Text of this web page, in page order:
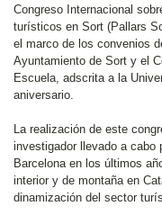
Congreso Internacional
turísticos en Sort (Pallars
el marco de los convenios
Ayuntamiento de Sort y el
Escuela, adscrita a la
aniversario.
La realización de este
investigador llevado a cabo
Barcelona en los últimos
interior y de montaña en
dinamización del sector